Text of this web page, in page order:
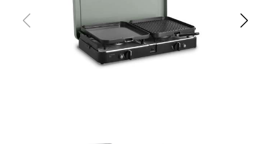
Rengjøring & Vedlikehold
Bil, vogn & henger